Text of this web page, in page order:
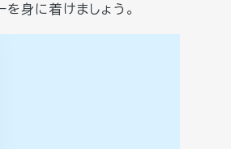
身に着けましょう。